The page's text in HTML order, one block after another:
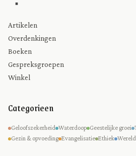
Artikelen
Overdenkingen
Boeken
Gespreksgroepen
Winkel
Categorieen
Geloofszekerheid Waterdoop Geestelijke groei
Gezin & opvoeding Evangelisatie Ethiek